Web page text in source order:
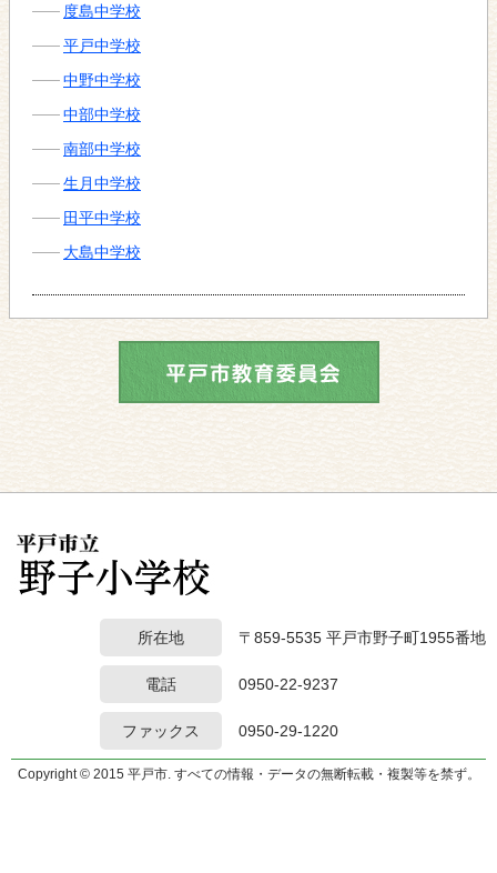
度島中学校
平戸中学校
中野中学校
中部中学校
南部中学校
生月中学校
田平中学校
大島中学校
所在地 〒859-5535 平戸市野子町1955番地
電話 0950-22-9237
ファックス 0950-29-1220
Copyright © 2015 平戸市. すべての情報・データの無断転載・複製等を禁ず。